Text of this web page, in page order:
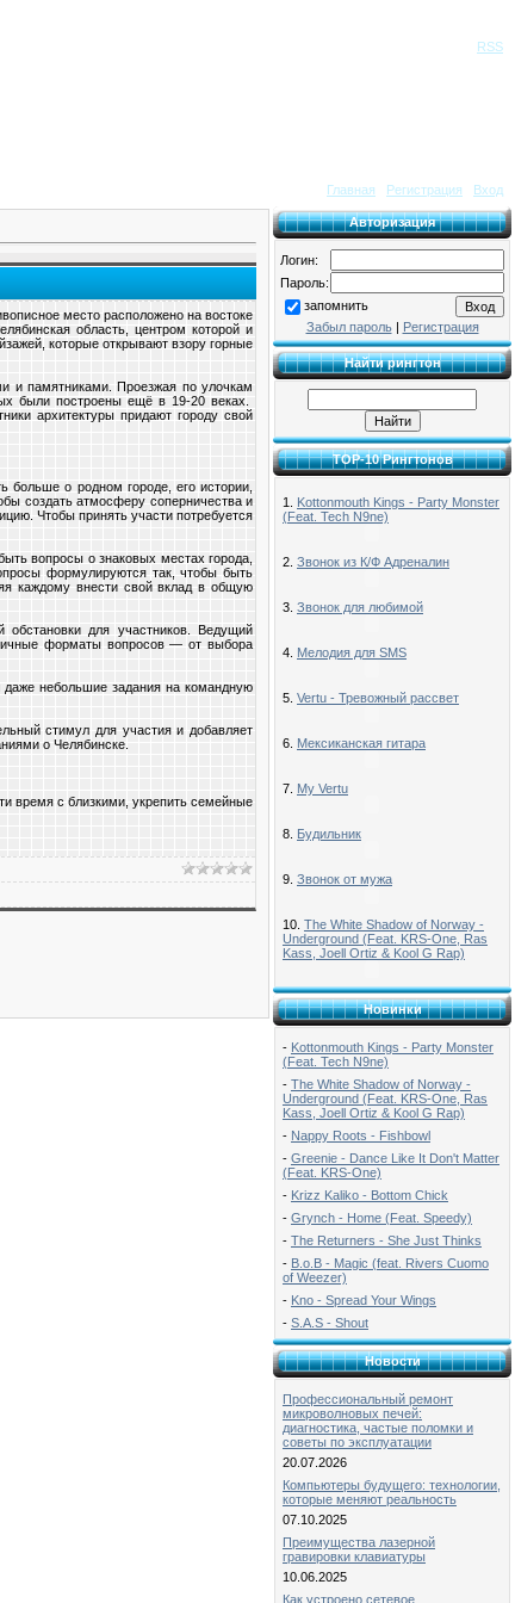
RSS
Главная Регистрация Вход
место расположено на востоке
область, центром которой и
которые открывают взору горные
и памятниками. Проезжая по улочкам
были построены ещё в 19-20 веках.
архитектуры придают городу свой
больше о родном городе, его истории,
создать атмосферу соперничества и
Чтобы принять участи потребуется
вопросы о знаковых местах города,
формулируются так, чтобы быть
каждому внести свой вклад в общую
для участников. Ведущий
форматы вопросов — от выбора
даже небольшие задания на командную
стимул для участия и добавляет
о Челябинске.
время с близкими, укрепить семейные
Авторизация
Логин:
Пароль:
запомнить
Забыл пароль| Регистрация
Найти рингтон
TOP-10 Рингтонов
1. Kottonmouth Kings - Party Monster
(Feat. Tech N9ne)
2. Звонок из К/Ф Адреналин
3. Звонок для любимой
4. Мелодия для SMS
5. Vertu - Тревожный рассвет
6. Мексиканская гитара
7. My Vertu
8. Будильник
9. Звонок от мужа
10. The White Shadow of Norway -
Underground (Feat. KRS-One, Ras
Kass, Joell Ortiz & Kool G Rap)
Новинки
- Kottonmouth Kings - Party Monster
(Feat. Tech N9ne)
- The White Shadow of Norway -
Underground (Feat. KRS-One, Ras
Kass, Joell Ortiz & Kool G Rap)
- Nappy Roots - Fishbowl
- Greenie - Dance Like It Don't Matter
(Feat. KRS-One)
- Krizz Kaliko - Bottom Chick
- Grynch - Home (Feat. Speedy)
- The Returners - She Just Thinks
- B.o.B - Magic (feat. Rivers Cuomo
of Weezer)
- Kno - Spread Your Wings
- S.A.S - Shout
Новости
Профессиональный ремонт
микроволновых печей:
диагностика, частые поломки и
советы по эксплуатации
20.07.2026
Компьютеры будущего: технологии,
которые меняют реальность
07.10.2025
Преимущества лазерной
гравировки клавиатуры
10.06.2025
Как устроено сетевое